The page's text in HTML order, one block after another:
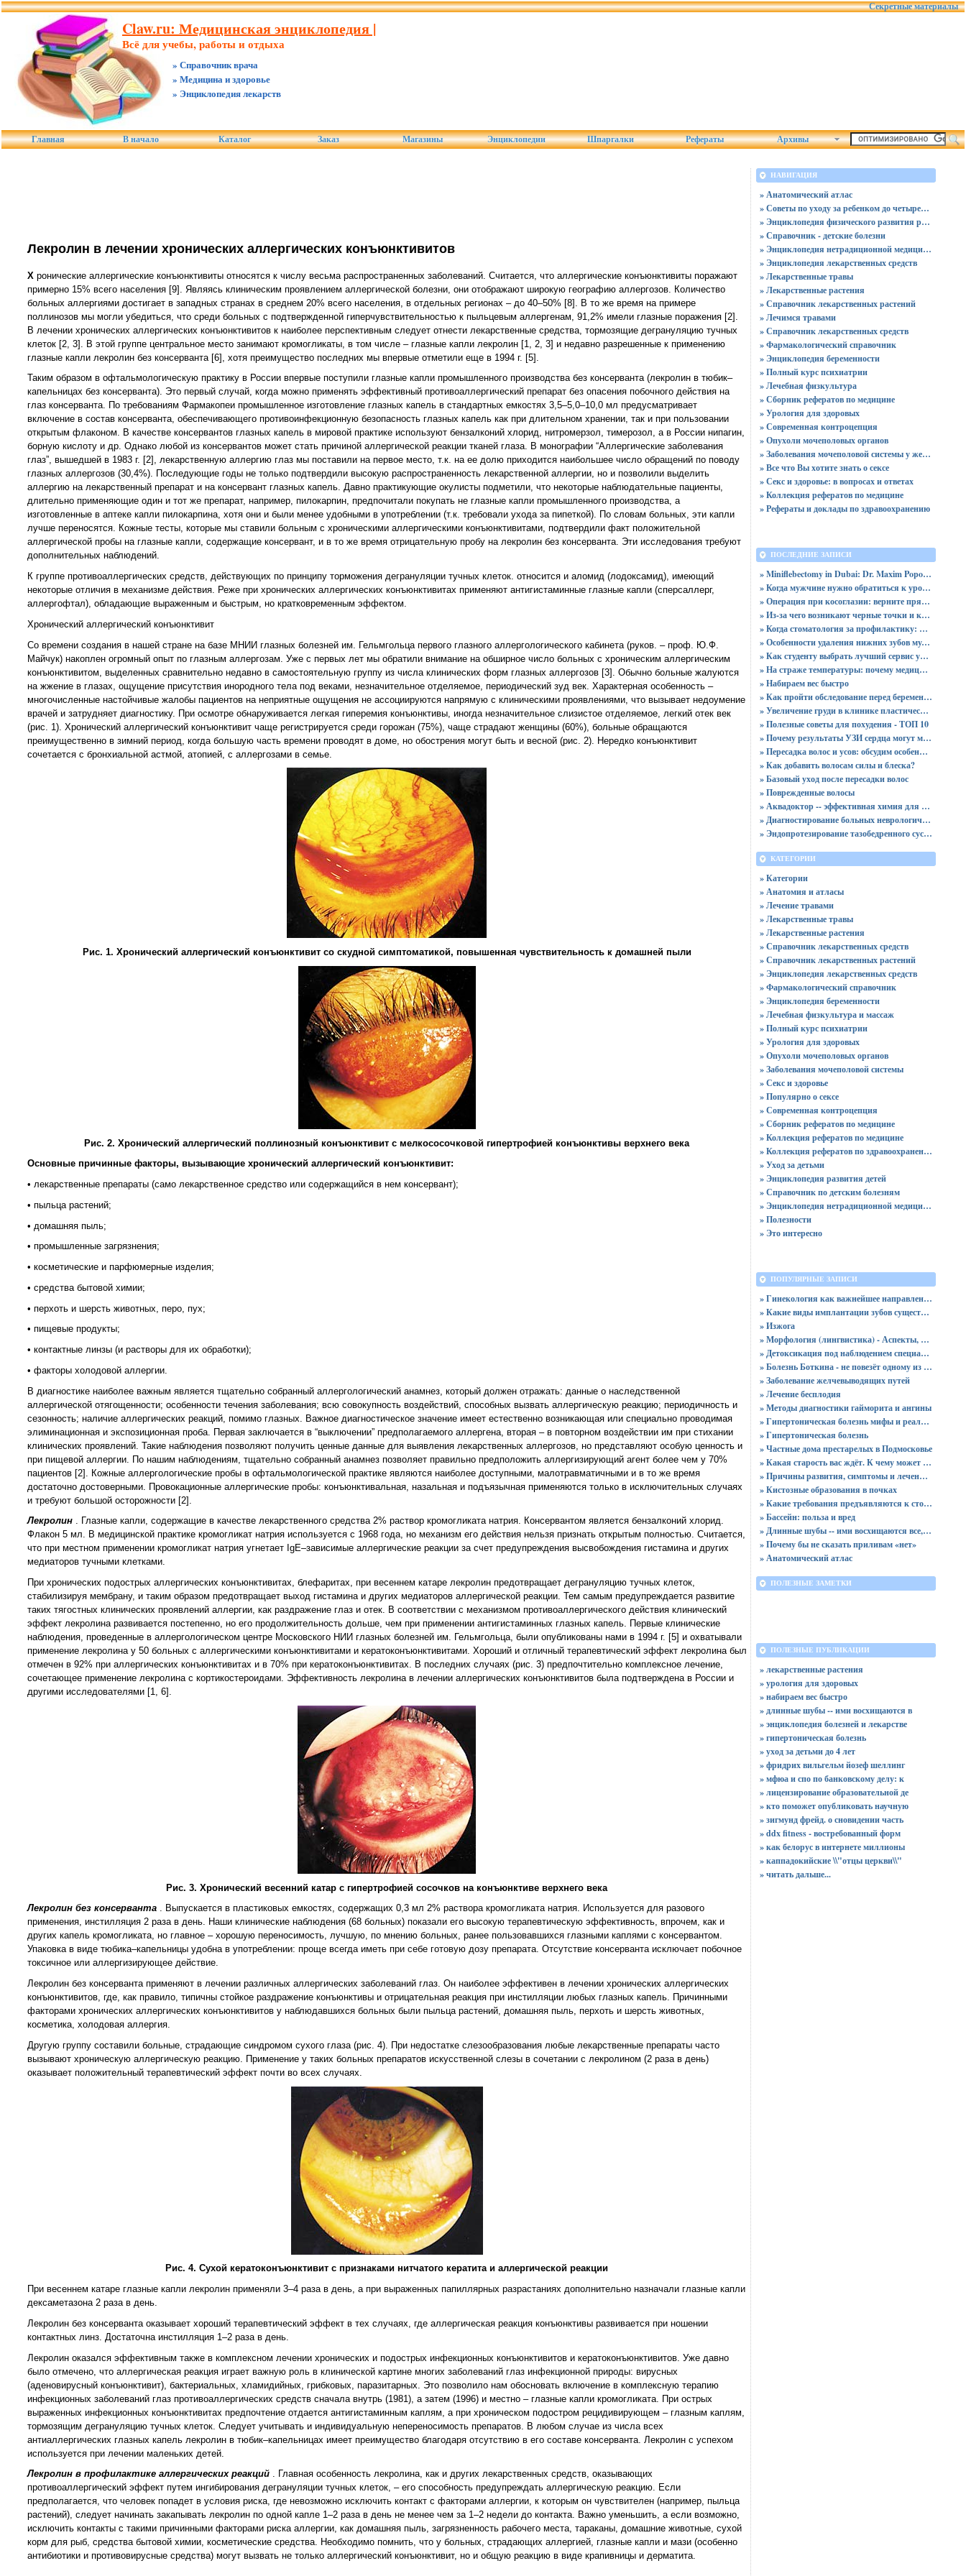
Секретные материалы
Claw.ru: Медицинская энциклопедия |
Всё для учебы, работы и отдыха
» Справочник врача
» Медицина и здоровье
» Энциклопедия лекарств
Главная В начало Каталог Заказ Магазины Энциклопедии Шпаргалки Рефераты Архивы
Лекролин в лечении хронических аллергических конъюнктивитов
Х ронические аллергические конъюнктивиты относятся к числу весьма распространенных заболеваний. Считается, что аллергические конъюнктивиты поражают
примерно 15% всего населения [9]. Являясь клиническим проявлением аллергической болезни, они отображают широкую географию аллергозов. Количество
больных аллергиями достигает в западных странах в среднем 20% всего населения, в отдельных регионах – до 40–50% [8]. В то же время на примере
поллинозов мы могли убедиться, что среди больных с подтвержденной гиперчувствительностью к пыльцевым аллергенам, 91,2% имели глазные поражения [2].
В лечении хронических аллергических конъюнктивитов к наиболее перспективным следует отнести лекарственные средства, тормозящие дегрануляцию тучных
клеток [2, 3]. В этой группе центральное место занимают кромогликаты, в том числе – глазные капли лекролин [1, 2, 3] и недавно разрешенные к применению
глазные капли лекролин без консерванта [6], хотя преимущество последних мы впервые отметили еще в 1994 г. [5].
Таким образом в офтальмологическую практику в России впервые поступили глазные капли промышленного производства без консерванта (лекролин в тюбик–
капельницах без консерванта). Это первый случай, когда можно применять эффективный противоаллергический препарат без опасения побочного действия на
глаз консерванта. По требованиям Фармакопеи промышленное изготовление глазных капель в стандартных емкостях 3,5–5,0–10,0 мл предусматривает
включение в состав консерванта, обеспечивающего противоинфекционную безопасность глазных капель как при длительном хранении, так и при пользовании
открытым флаконом. В качестве консервантов глазных капель в мировой практике используют бензалконий хлорид, нитромерзол, тимерозол, а в России нипагин,
борную кислоту и др. Однако любой из консервантов может стать причиной аллергической реакции тканей глаза. В монографии “Аллергические заболевания
глаз”, вышедшей в 1983 г. [2], лекарственную аллергию глаз мы поставили на первое место, т.к. на ее долю приходится наибольшее число обращений по поводу
глазных аллергозов (30,4%). Последующие годы не только подтвердили высокую распространенность лекарственной аллергии, но и позволили выделить
аллергию на лекарственный препарат и на консервант глазных капель. Давно практикующие окулисты подметили, что некоторые наблюдательные пациенты,
длительно применяющие один и тот же препарат, например, пилокарпин, предпочитали покупать не глазные капли промышленного производства, а
изготовленные в аптеке капли пилокарпина, хотя они и были менее удобными в употреблении (т.к. требовали ухода за пипеткой). По словам больных, эти капли
лучше переносятся. Кожные тесты, которые мы ставили больным с хроническими аллергическими конъюнктивитами, подтвердили факт положительной
аллергической пробы на глазные капли, содержащие консервант, и в то же время отрицательную пробу на лекролин без консерванта. Эти исследования требуют
дополнительных наблюдений.
К группе противоаллергических средств, действующих по принципу торможения дегрануляции тучных клеток. относится и аломид (лодоксамид), имеющий
некоторые отличия в механизме действия. Реже при хронических аллергических конъюнктивитах применяют антигистаминные глазные капли (сперсаллерг,
аллергофтал), обладающие выраженным и быстрым, но кратковременным эффектом.
Хронический аллергический конъюнктивит
Со времени создания в нашей стране на базе МНИИ глазных болезней им. Гельмгольца первого глазного аллергологического кабинета (руков. – проф. Ю.Ф.
Майчук) накоплен огромный опыт по глазным аллергозам. Уже с первых лет мы обратили внимание на обширное число больных с хроническим аллергическим
конъюнктивитом, выделенных сравнительно недавно в самостоятельную группу из числа клинических форм глазных аллергозов [3]. Обычно больные жалуются
на жжение в глазах, ощущение присутствия инородного тела под веками, незначительное отделяемое, периодический зуд век. Характерная особенность –
многочисленные настойчивые жалобы пациентов на неприятные ощущения не ассоциируются напрямую с клиническими проявлениями, что вызывает недоумение
врачей и затрудняет диагностику. При осмотре обнаруживается легкая гиперемия конъюнктивы, иногда незначительное слизистое отделяемое, легкий отек век
(рис. 1). Хронический аллергический конъюнктивит чаще регистрируется среди горожан (75%), чаще страдают женщины (60%), больные обращаются
преимущественно в зимний период, когда большую часть времени проводят в доме, но обострения могут быть и весной (рис. 2). Нередко конъюнктивит
сочетается с бронхиальной астмой, атопией, с аллергозами в семье.
Рис. 1. Хронический аллергический конъюнктивит со скудной симптоматикой, повышенная чувствительность к домашней пыли
Рис. 2. Хронический аллергический поллинозный конъюнктивит с мелкососочковой гипертрофией конъюнктивы верхнего века
Основные причинные факторы, вызывающие хронический аллергический конъюнктивит:
• лекарственные препараты (само лекарственное средство или содержащийся в нем консервант);
• пыльца растений;
• домашняя пыль;
• промышленные загрязнения;
• косметические и парфюмерные изделия;
• средства бытовой химии;
• перхоть и шерсть животных, перо, пух;
• пищевые продукты;
• контактные линзы (и растворы для их обработки);
• факторы холодовой аллергии.
В диагностике наиболее важным является тщательно собранный аллергологический анамнез, который должен отражать: данные о наследственной
аллергической отягощенности; особенности течения заболевания; всю совокупность воздействий, способных вызвать аллергическую реакцию; периодичность и
сезонность; наличие аллергических реакций, помимо глазных. Важное диагностическое значение имеет естественно возникающая или специально проводимая
элиминационная и экспозиционная проба. Первая заключается в “выключении” предполагаемого аллергена, вторая – в повторном воздействии им при стихании
клинических проявлений. Такие наблюдения позволяют получить ценные данные для выявления лекарственных аллергозов, но представляют особую ценность и
при пищевой аллергии. По нашим наблюдениям, тщательно собранный анамнез позволяет правильно предположить аллергизирующий агент более чем у 70%
пациентов [2]. Кожные аллергологические пробы в офтальмологической практике являются наиболее доступными, малотравматичными и в то же время
достаточно достоверными. Провокационные аллергические пробы: конъюнктивальная, назальная и подъязычная применяются только в исключительных случаях
и требуют большой осторожности [2].
Лекролин . Глазные капли, содержащие в качестве лекарственного средства 2% раствор кромогликата натрия. Консервантом является бензалконий хлорид.
Флакон 5 мл. В медицинской практике кромогликат натрия используется с 1968 года, но механизм его действия нельзя признать открытым полностью. Считается,
что при местном применении кромогликат натрия угнетает IgE–зависимые аллергические реакции за счет предупреждения высвобождения гистамина и других
медиаторов тучными клетками.
При хронических подострых аллергических конъюнктивитах, блефаритах, при весеннем катаре лекролин предотвращает дегрануляцию тучных клеток,
стабилизируя мембрану, и таким образом предотвращает выход гистамина и других медиаторов аллергической реакции. Тем самым предупреждается развитие
таких тягостных клинических проявлений аллергии, как раздражение глаз и отек. В соответствии с механизмом противоаллергического действия клинический
эффект лекролина развивается постепенно, но его продолжительность дольше, чем при применении антигистаминных глазных капель. Первые клинические
наблюдения, проведенные в аллергологическом центре Московского НИИ глазных болезней им. Гельмгольца, были опубликованы нами в 1994 г. [5] и охватывали
применение лекролина у 50 больных с аллергическими конъюнктивитами и кератоконъюнктивитами. Хороший и отличный терапевтический эффект лекролина был
отмечен в 92% при аллергических конъюнктивитах и в 70% при кератоконъюнктивитах. В последних случаях (рис. 3) предпочтительно комплексное лечение,
сочетающее применение лекролина с кортикостероидами. Эффективность лекролина в лечении аллергических конъюнктивитов была подтверждена в России и
другими исследователями [1, 6].
Рис. 3. Хронический весенний катар с гипертрофией сосочков на конъюнктиве верхнего века
Лекролин без консерванта . Выпускается в пластиковых емкостях, содержащих 0,3 мл 2% раствора кромогликата натрия. Используется для разового
применения, инстилляция 2 раза в день. Наши клинические наблюдения (68 больных) показали его высокую терапевтическую эффективность, впрочем, как и
других капель кромогликата, но главное – хорошую переносимость, лучшую, по мнению больных, ранее пользовавшихся глазными каплями с консервантом.
Упаковка в виде тюбика–капельницы удобна в употреблении: проще всегда иметь при себе готовую дозу препарата. Отсутствие консерванта исключает побочное
токсичное или аллергизирующее действие.
Лекролин без консерванта применяют в лечении различных аллергических заболеваний глаз. Он наиболее эффективен в лечении хронических аллергических
конъюнктивитов, где, как правило, типичны стойкое раздражение конъюнктивы и отрицательная реакция при инстилляции любых глазных капель. Причинными
факторами хронических аллергических конъюнктивитов у наблюдавшихся больных были пыльца растений, домашняя пыль, перхоть и шерсть животных,
косметика, холодовая аллергия.
Другую группу составили больные, страдающие синдромом сухого глаза (рис. 4). При недостатке слезообразования любые лекарственные препараты часто
вызывают хроническую аллергическую реакцию. Применение у таких больных препаратов искусственной слезы в сочетании с лекролином (2 раза в день)
оказывает положительный терапевтический эффект почти во всех случаях.
Рис. 4. Сухой кератоконъюнктивит с признаками нитчатого кератита и аллергической реакции
При весеннем катаре глазные капли лекролин применяли 3–4 раза в день, а при выраженных папиллярных разрастаниях дополнительно назначали глазные капли
дексаметазона 2 раза в день.
Лекролин без консерванта оказывает хороший терапевтический эффект в тех случаях, где аллергическая реакция конъюнктивы развивается при ношении
контактных линз. Достаточна инстилляция 1–2 раза в день.
Лекролин оказался эффективным также в комплексном лечении хронических и подострых инфекционных конъюнктивитов и кератоконъюнктивитов. Уже давно
было отмечено, что аллергическая реакция играет важную роль в клинической картине многих заболеваний глаз инфекционной природы: вирусных
(аденовирусный конъюнктивит), бактериальных, хламидийных, грибковых, паразитарных. Это позволило нам обосновать включение в комплексную терапию
инфекционных заболеваний глаз противоаллергических средств сначала внутрь (1981), а затем (1996) и местно – глазные капли кромогликата. При острых
выраженных инфекционных конъюнктивитах предпочтение отдается антигистаминным каплям, а при хроническом подостром рецидивирующем – глазным каплям,
тормозящим дегрануляцию тучных клеток. Следует учитывать и индивидуальную непереносимость препаратов. В любом случае из числа всех
антиаллергических глазных капель лекролин в тюбик–капельницах имеет преимущество благодаря отсутствию в его составе консерванта. Лекролин с успехом
используется при лечении маленьких детей.
Лекролин в профилактике аллергических реакций . Главная особенность лекролина, как и других лекарственных средств, оказывающих
противоаллергический эффект путем ингибирования дегрануляции тучных клеток, – его способность предупреждать аллергическую реакцию. Если
предполагается, что человек попадет в условия риска, где невозможно исключить контакт с факторами аллергии, к которым он чувствителен (например, пыльца
растений), следует начинать закапывать лекролин по одной капле 1–2 раза в день не менее чем за 1–2 недели до контакта. Важно уменьшить, а если возможно,
исключить контакты с такими причинными факторами риска аллергии, как домашняя пыль, загрязненность рабочего места, тараканы, домашние животные, сухой
корм для рыб, средства бытовой химии, косметические средства. Необходимо помнить, что у больных, страдающих аллергией, глазные капли и мази (особенно
антибиотики и противовирусные средства) могут вызвать не только аллергический конъюнктивит, но и общую реакцию в виде крапивницы и дерматита.
НАВИГАЦИЯ
» Анатомический атлас
» Советы по уходу за ребенком до четырех лет
» Энциклопедия физического развития ребенка
» Справочник - детские болезни
» Энциклопедия нетрадиционной медицины
» Энциклопедия лекарственных средств
» Лекарственные травы
» Лекарственные растения
» Справочник лекарственных растений
» Лечимся травами
» Справочник лекарственных средств
» Фармакологический справочник
» Энциклопедия беременности
» Полный курс психиатрии
» Лечебная физкультура
» Сборник рефератов по медицине
» Урология для здоровых
» Современная контроцепция
» Опухоли мочеполовых органов
» Заболевания мочеполовой системы у женщин
» Все что Вы хотите знать о сексе
» Секс и здоровье: в вопросах и ответах
» Коллекция рефератов по медицине
» Рефераты и доклады по здравоохранению
ПОСЛЕДНИЕ ЗАПИСИ
» Miniflebectomy in Dubai: Dr. Maxim Popovtsev
» Когда мужчине нужно обратиться к урологу: симптомы и диагностика
» Операция при косоглазии: верните прямой и уверенный взгляд
» Из-за чего возникают черные точки и каким образом их устранить?
» Когда стоматология за профилактику: почему NOVIKOVSKI выступает против сахара
» Особенности удаления нижних зубов мудрости: показания и процесс операции
» Как студенту выбрать лучший сервис учебной помощи и не ошибиться
» На страже температуры: почему медицинские холодильники незаменимы в здравоохранении?
» Набираем вес быстро
» Как пройти обследование перед беременностью
» Увеличение груди в клинике пластической хирургии
» Полезные советы для похудения - ТОП 10
» Почему результаты УЗИ сердца могут меняться от состояния человека и что это говорит о работе сердечной мышцы
» Пересадка волос и усов: обсудим особенности данной процедуры
» Как добавить волосам силы и блеска?
» Базовый уход после пересадки волос
» Поврежденные волосы
» Аквадоктор -- эффективная химия для чистки бассейнов
» Диагностирование больных неврологическими болезнями и расстройствами в Краснодаре
» Эндопротезирование тазобедренного сустава в клинике "Кураре Хирургия"
КАТЕГОРИИ
» Категории
» Анатомия и атласы
» Лечение травами
» Лекарственные травы
» Лекарственные растения
» Справочник лекарственных средств
» Справочник лекарственных растений
» Энциклопедия лекарственных средств
» Фармакологический справочник
» Энциклопедия беременности
» Лечебная физкультура и массаж
» Полный курс психиатрии
» Урология для здоровых
» Опухоли мочеполовых органов
» Заболевания мочеполовой системы
» Секс и здоровье
» Популярно о сексе
» Современная контроцепция
» Сборник рефератов по медицине
» Коллекция рефератов по медицине
» Коллекция рефератов по здравоохранению
» Уход за детьми
» Энциклопедия развития детей
» Справочник по детским болезням
» Энциклопедия нетрадиционной медицины
» Полезности
» Это интересно
ПОПУЛЯРНЫЕ ЗАПИСИ
» Гинекология как важнейшее направление в медицине: особенности, лечение, диагностика
» Какие виды имплантации зубов существуют?
» Изжога
» Морфология (лингвистика) - Аспекты, изучаемые морфологией
» Детоксикация под наблюдением специалистов
» Болезнь Боткина - не повезёт одному из ста
» Заболевание желчевыводящих путей
» Лечение бесплодия
» Методы диагностики гайморита и ангины
» Гипертоническая болезнь мифы и реальность
» Гипертоническая болезнь
» Частные дома престарелых в Подмосковье
» Какая старость вас ждёт. К чему может привести жестокое обращение с ребёнком
» Причины развития, симптомы и лечение хронического пиелонефрита
» Кистозные образования в почках
» Какие требования предъявляются к стоматологическому оборудованию?
» Бассейн: польза и вред
» Длинные шубы -- ими восхищаются все, но идут они не всем
» Почему бы не сказать приливам «нет»
» Анатомический атлас
ПОЛЕЗНЫЕ ЗАМЕТКИ
ПОЛЕЗНЫЕ ПУБЛИКАЦИИ
» лекарственные растения
» урология для здоровых
» набираем вес быстро
» длинные шубы -- ими восхищаются в
» энциклопедия болезней и лекарстве
» гипертоническая болезнь
» уход за детьми до 4 лет
» фридрих вильгельм йозеф шеллинг
» мфюа и спо по банковскому делу: к
» лицензирование образовательной де
» кто поможет опубликовать научную
» зигмунд фрейд. о сновидении часть
» ddx fitness - востребованный форм
» как белорус в интернете миллионы
» каппадокийские \\"отцы церкви\\"
»читать дальше...